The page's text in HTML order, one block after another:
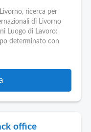
ricerca per
di Livorno
Luogo di Lavoro:
determinato con
office